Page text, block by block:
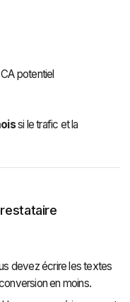
potentiel
si le trafic et la
devez écrire les textes
en moins.